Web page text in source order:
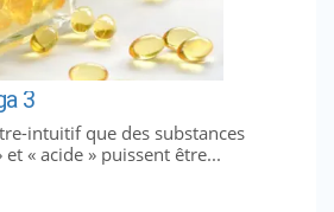
3
intuitif que des substances
et « acide » puissent être...